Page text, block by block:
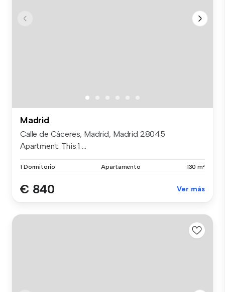
Madrid
Calle de Cáceres, Madrid, Madrid 28045
Apartment. This 1 ...
1 Dormitorio Apartamento 130 m²
€ 840 Ver más